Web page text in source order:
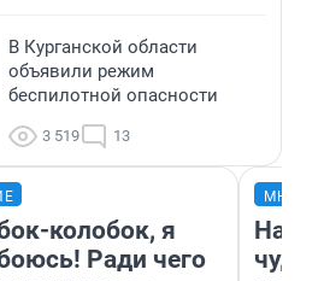
В Курганской области
объявили режим
беспилотной опасности
3 519 13
колобок, я
Ради чего